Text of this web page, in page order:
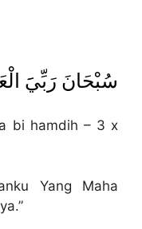
سُبْحَانَ رَبِّيََ
bi hamdih – 3 x
Yang Maha